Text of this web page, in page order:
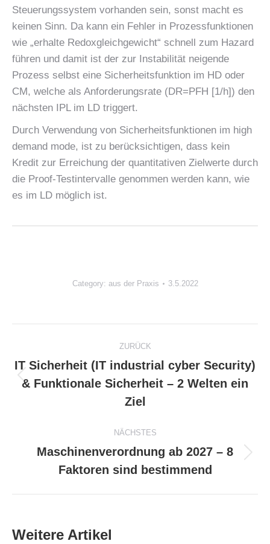
Steuerungssystem vorhanden sein, sonst macht es
keinen Sinn. Da kann ein Fehler in Prozessfunktionen
wie „erhalte Redoxgleichgewicht“ schnell zum Hazard
führen und damit ist der zur Instabilität neigende
Prozess selbst eine Sicherheitsfunktion im HD oder
CM, welche als Anforderungsrate (DR=PFH [1/h]) den
nächsten IPL im LD triggert.
Durch Verwendung von Sicherheitsfunktionen im high
demand mode, ist zu berücksichtigen, dass kein
Kredit zur Erreichung der quantitativen Zielwerte durch
die Proof-Testintervalle genommen werden kann, wie
es im LD möglich ist.
Category: aus der Praxis 3.5.2022
Kommentarnavigation
ZURÜCK
Vorheriger
Beitrag:
IT Sicherheit (IT industrial cyber Security)
& Funktionale Sicherheit – 2 Welten ein
Ziel
NÄCHSTES
Nächster
Beitrag:
Maschinenverordnung ab 2027 – 8
Faktoren sind bestimmend
Weitere Artikel